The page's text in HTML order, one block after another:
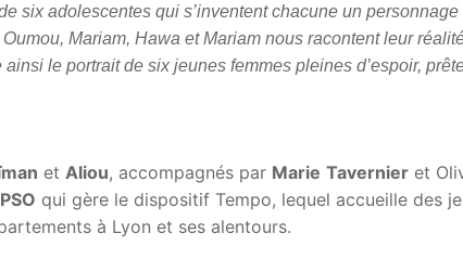
six adolescentes qui s’inventent chacune un personnage
Mariam, Hawa et Mariam nous racontent leur réalité
ainsi le portrait de six jeunes femmes pleines d’espoir,
et Aliou, accompagnés par Marie Tavernier et
qui gère le dispositif Tempo, lequel accueille des
à Lyon et ses alentours.